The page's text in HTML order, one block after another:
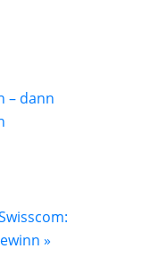
– dann
»